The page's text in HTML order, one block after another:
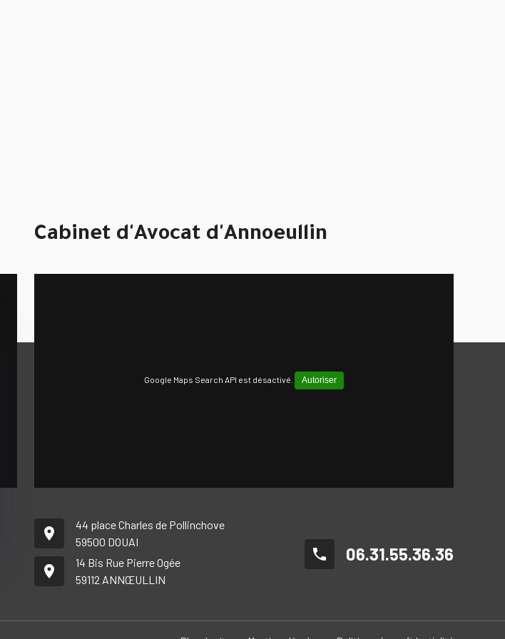
Cabinet d'Avocat d'Annoeullin
Google Maps Search API est désactivé. Autoriser
place
44 place Charles de Pollinchove
59500 DOUAI
place
14 Bis Rue Pierre Ogée
59112 ANNŒULLIN
phone 06.31.55.36.36